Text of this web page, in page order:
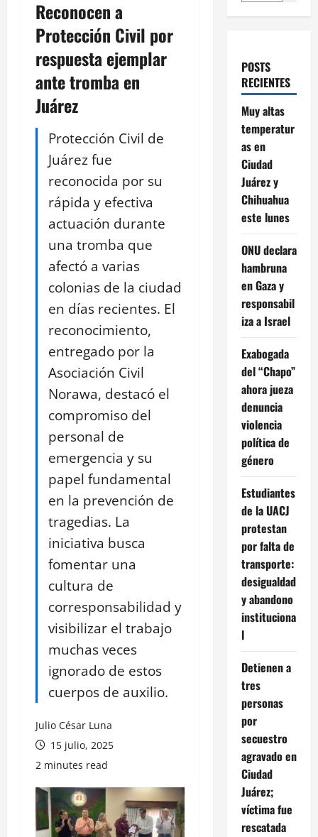
Reconocen a
Protección Civil por
respuesta ejemplar
ante tromba en
Juárez
Protección Civil de
Juárez fue
reconocida por su
rápida y efectiva
actuación durante
una tromba que
afectó a varias
colonias de la ciudad
en días recientes. El
reconocimiento,
entregado por la
Asociación Civil
Norawa, destacó el
compromiso del
personal de
emergencia y su
papel fundamental
en la prevención de
tragedias. La
iniciativa busca
fomentar una
cultura de
corresponsabilidad y
visibilizar el trabajo
muchas veces
ignorado de estos
cuerpos de auxilio.
Julio César Luna
15 julio, 2025
2 minutes read
POSTS
RECIENTES
Muy altas
temperatur
as en
Ciudad
Juárez y
Chihuahua
este lunes
ONU declara
hambruna
en Gaza y
responsabil
iza a Israel
Exabogada
del “Chapo”
ahora jueza
denuncia
violencia
política de
género
Estudiantes
de la UACJ
protestan
por falta de
transporte:
desigualdad
y abandono
instituciona
l
Detienen a
tres
personas
por
secuestro
agravado en
Ciudad
Juárez;
víctima fue
rescatada